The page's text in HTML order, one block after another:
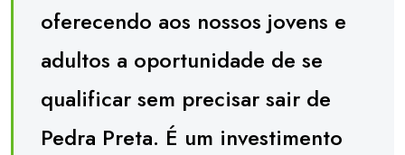
oferecendo aos nossos jovens e
adultos a oportunidade de se
qualificar sem precisar sair de
Pedra Preta. É um investimento